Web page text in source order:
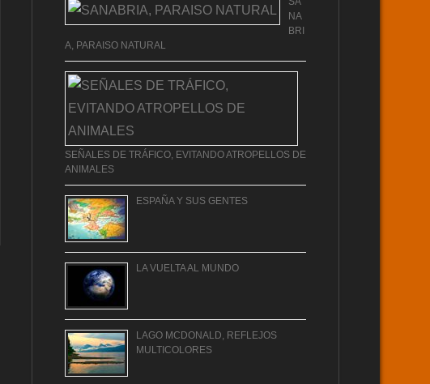
NA
BRI
A, PARAISO NATURAL
SEÑALES DE TRÁFICO, EVITANDO ATROPELLOS DE
ANIMALES
ESPAÑA Y SUS GENTES
LA VUELTA AL MUNDO
LAGO MCDONALD, REFLEJOS
MULTICOLORES